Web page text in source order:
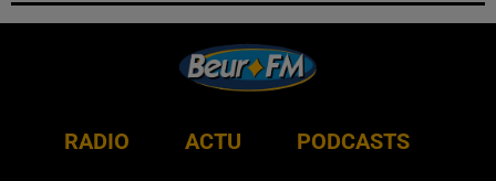
RADIO ACTU PODCASTS